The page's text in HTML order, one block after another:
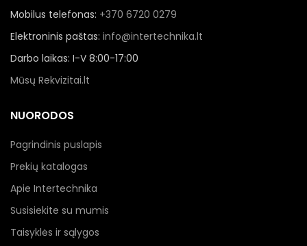
Mobilus telefonas: +370 6720 0279
Elektroninis paštas: info@intertechnika.lt
Darbo laikas: I-V 8:00-17:00
Mūsų Rekvizitai.lt
NUORODOS
Pagrindinis puslapis
Prekių katalogas
Apie Intertechnika
Susisiekite su mumis
Taisyklės ir sąlygos